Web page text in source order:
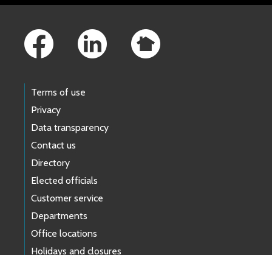
Terms of use
Privacy
Data transparency
Contact us
Directory
Elected officials
Customer service
Departments
Office locations
Holidays and closures